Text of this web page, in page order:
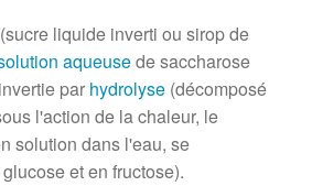
liquide inverti ou sirop de
aqueusede saccharose
par hydrolyse (décomposé
l'action de la chaleur, le
solution dans l'eau, se
et en fructose).